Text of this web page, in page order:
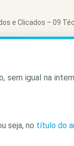
e Clicados – 09
igual na
seja, no título do